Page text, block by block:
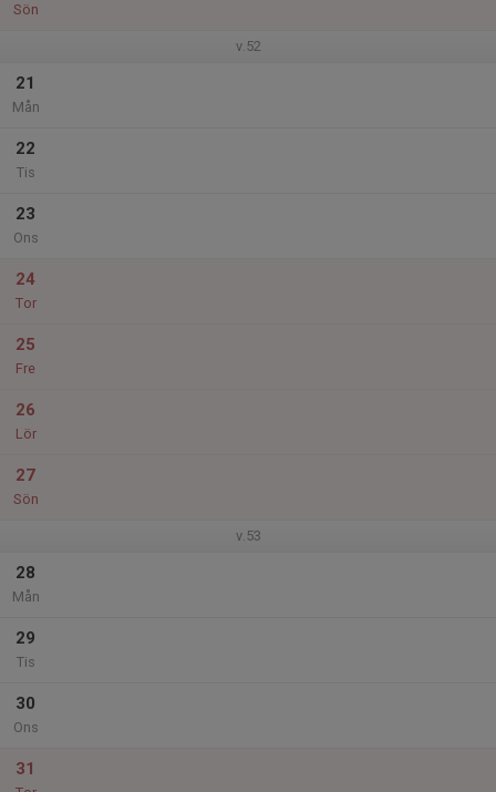
Sön
v.52
21
Mån
22
Tis
23
Ons
24
Tor
25
Fre
26
Lör
27
Sön
v.53
28
Mån
29
Tis
30
Ons
31